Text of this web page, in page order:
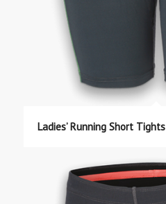
Ladies’ Running Short Tights